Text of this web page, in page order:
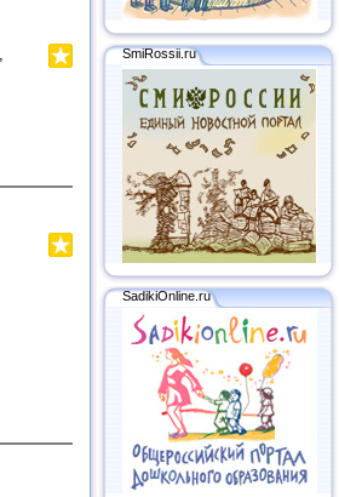
SmiRossii.ru
SadikiOnline.ru